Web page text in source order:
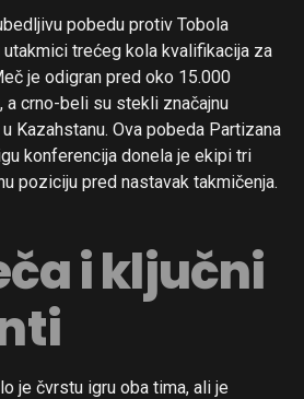
pobedu protiv Tobola
trećeg kola kvalifikacija za
je odigran pred oko 15.000
a crno-beli su stekli značajnu
Kazahstanu. Ova pobeda Partizana
konferencija donela je ekipi tri
poziciju pred nastavak takmičenja.
i ključni
je čvrstu igru oba tima, ali je